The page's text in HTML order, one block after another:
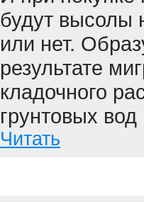
будут высолы
или нет.
результате
кладочного
грунтовых
Читать